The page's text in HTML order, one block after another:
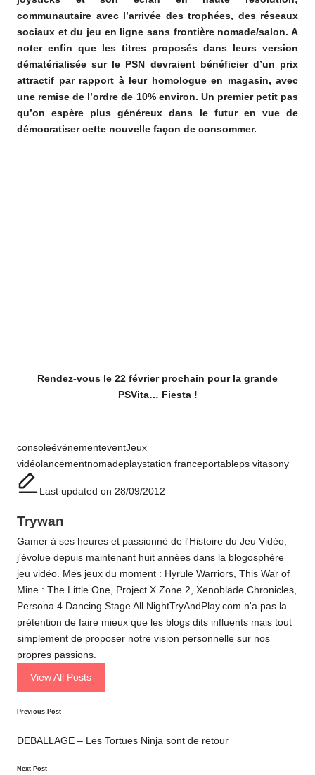
communautaire avec l’arrivée des trophées, des réseaux
sociaux et du jeu en ligne sans frontière nomade/salon. A
noter enfin que les titres proposés dans leurs version
dématérialisée sur le PSN devraient bénéficier d’un prix
attractif par rapport à leur homologue en magasin, avec
une remise de l’ordre de 10% environ. Un premier petit pas
qu’on espère plus généreux dans le futur en vue de
démocratiser cette nouvelle façon de consommer.
Rendez-vous le 22 février prochain pour la grande
PSVita… Fiesta !
Tags:
consoleévénementeventJeux
vidéo lancementnomadeplaystation franceportableps vitasony
Last updated on 28/09/2012
Trywan
Gamer à ses heures et passionné de l'Histoire du Jeu Vidéo,
j'évolue depuis maintenant huit années dans la blogosphère
jeu vidéo. Mes jeux du moment : Hyrule Warriors, This War of
Mine : The Little One, Project X Zone 2, Xenoblade Chronicles,
Persona 4 Dancing Stage All NightTryAndPlay.com n'a pas la
prétention de faire mieux que les blogs dits influents mais tout
simplement de proposer notre vision personnelle sur nos
propres passions.
View All Posts
Post
navigation
Previous Post
DEBALLAGE – Les Tortues Ninja sont de retour
Next Post